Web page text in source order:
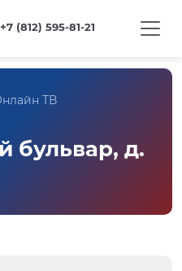
+7 (812) 595-81-21
ТВ
бульвар, д.